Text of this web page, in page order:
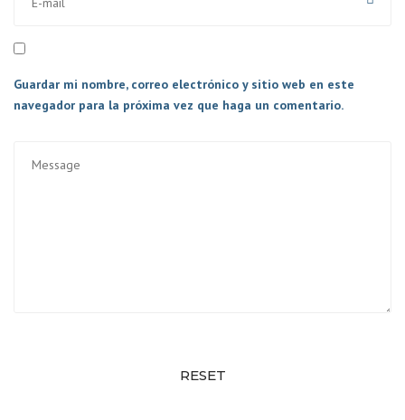
Guardar mi nombre, correo electrónico y sitio web en este
navegador para la próxima vez que haga un comentario.
RESET